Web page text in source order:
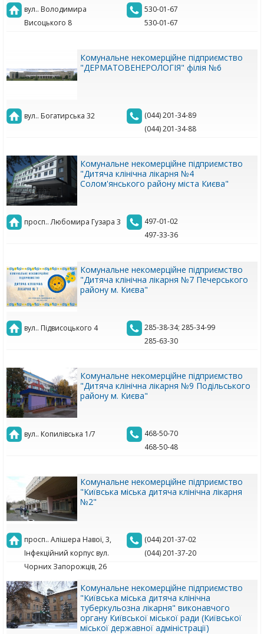
вул.. Володимира
Висоцького 8
530-01-67
530-01-67
Комунальне некомерційне підприємство
"ДЕРМАТОВЕНЕРОЛОГІЯ" філія №6
вул.. Богатирська 32
(044) 201-34-89
(044) 201-34-88
Комунальне некомерційне підприємство
"Дитяча клінічна лікарня №4
Солом'янського району міста Києва"
просп.. Любомира Гузара 3
497-01-02
497-33-36
Комунальне некомерційне підприємство
"Дитяча клінічна лікарня №7 Печерського
району м. Києва"
вул.. Підвисоцького 4
285-38-34; 285-34-99
285-63-30
Комунальне некомерційне підприємство
"Дитяча клінічна лікарня №9 Подільського
району м. Києва"
вул.. Копилівська 1/7
468-50-70
468-50-48
Комунальне некомерційне підприємство
"Київська міська дитяча клінічна лікарня
№2"
просп.. Алішера Навої, 3,
Інфекційний корпус вул.
Чорних Запорожців, 26
(044) 201-37-02
(044) 201-37-20
Комунальне некомерційне підприємство
"Київська міська дитяча клінічна
туберкульозна лікарня" виконавчого
органу Київської міської ради (Київської
міської державної адміністрації)